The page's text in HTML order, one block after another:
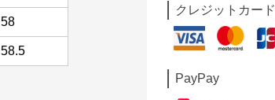
58
58.5
クレジットカード
PayPay